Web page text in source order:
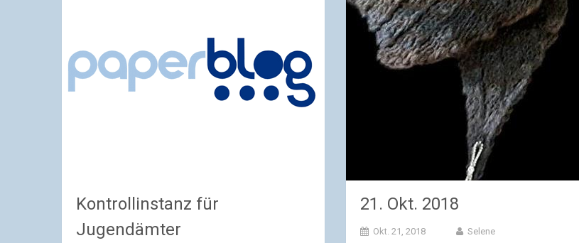
Kontrollinstanz für
Jugendämter
21. Okt. 2018
Okt. 21, 2018 Selene